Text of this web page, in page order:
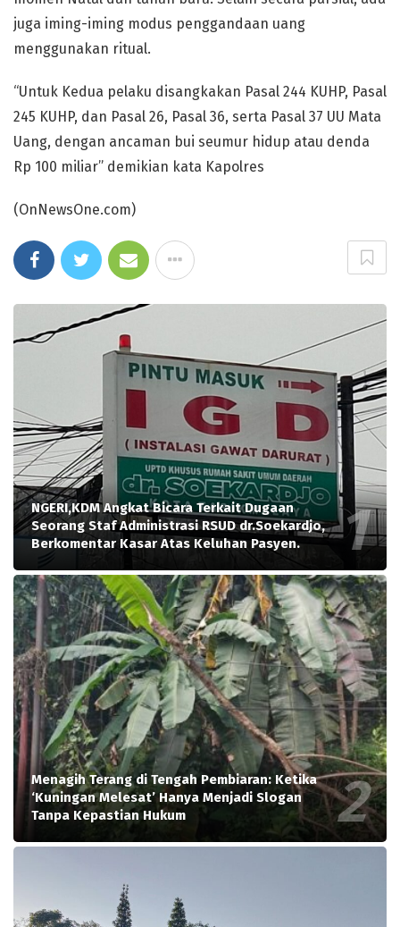
juga iming-iming modus penggandaan uang
menggunakan ritual.
“Untuk Kedua pelaku disangkakan Pasal 244 KUHP, Pasal
245 KUHP, dan Pasal 26, Pasal 36, serta Pasal 37 UU Mata
Uang, dengan ancaman bui seumur hidup atau denda
Rp 100 miliar” demikian kata Kapolres
(OnNewsOne.com)
NGERI,KDM Angkat Bicara Terkait Dugaan
Seorang Staf Administrasi RSUD dr.Soekardjo,
Berkomentar Kasar Atas Keluhan Pasyen.
Menagih Terang di Tengah Pembiaran: Ketika
‘Kuningan Melesat’ Hanya Menjadi Slogan
Tanpa Kepastian Hukum